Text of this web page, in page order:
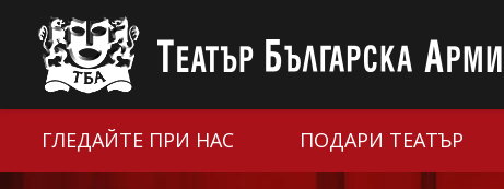
ГЛЕДАЙТЕ ПРИ НАС ПОДАРИ ТЕАТЪР